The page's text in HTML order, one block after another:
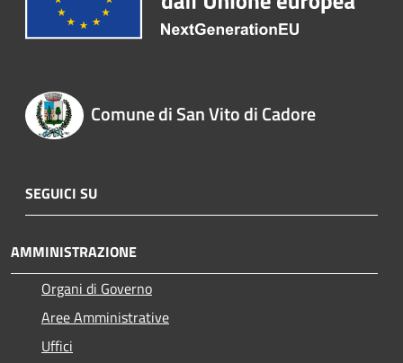
Comune di San Vito di Cadore
SEGUICI SU
AMMINISTRAZIONE
Organi di Governo
Aree Amministrative
Uffici